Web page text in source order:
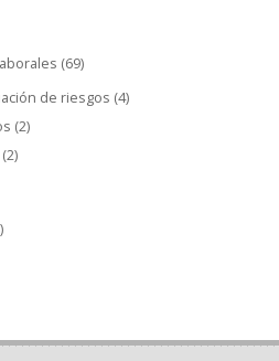
(69)
de riesgos (4)
(2)